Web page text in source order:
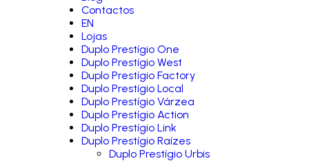
Contactos
EN
Lojas
Duplo Prestígio One
Duplo Prestígio West
Duplo Prestígio Factory
Duplo Prestígio Local
Duplo Prestígio Várzea
Duplo Prestígio Action
Duplo Prestígio Link
Duplo Prestígio Raízes
Duplo Prestígio Urbis